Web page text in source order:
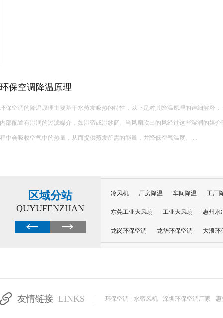
环保空调降温原理
环保空调的降温原理主要基于水蒸发吸热的特性，以下是对其降温原理的详细解释： 一、核心原理 环保空调
内部配置有湿润的过滤媒介，如湿帘或湿纱窗。当风扇吹出的风经过这些湿润的媒
程中会吸收空气中的热量，从而提供蒸发所需的能量，并降低空气温度。 ...
区域分站
QUYUFENZHAN
冷风机 厂房降温 车间降温 工厂
东莞工业大风扇 工业大风扇 惠州水
龙岗环保空调 龙华环保空调 大浪环
友情链接 LINKS 环保空调 水帘风机 深圳环保空调厂家 惠